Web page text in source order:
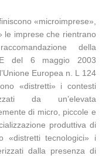
«microimprese»,
le imprese che rientrano
della
del 6 maggio 2003
Europea n. L 124
«distretti» i contesti
da un’elevata
di micro, piccole e
produttiva di
«distretti tecnologici» i
dalla presenza di